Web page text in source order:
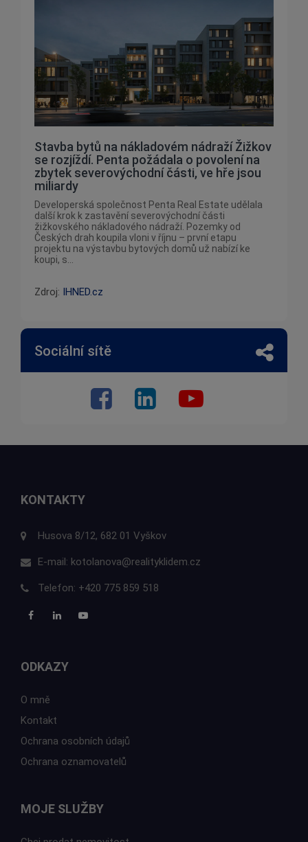
Stavba bytů na nákladovém nádraží Žižkov
se rozjíždí. Penta požádala o povolení na
zbytek severovýchodní části, ve hře jsou
miliardy
Developerská společnost Penta Real Estate udělala
další krok k zastavění severovýchodní části
žižkovského nákladového nádraží. Pozemky od
Českých drah koupila vloni v říjnu – první etapu
projektu na výstavbu bytových domů už nabízí ke
koupi, s...
Zdroj: IHNED.cz
Sociální sítě
KONTAKTY
Husova 8/12, 682 01 Vyškov
E-mail: kotolanova@realityklidem.cz
Telefon: +420 775 859 518
ODKAZY
O mně
Kontakt
Ochrana osobních údajů
Ochrana oznamovatelů
MOJE SLUŽBY